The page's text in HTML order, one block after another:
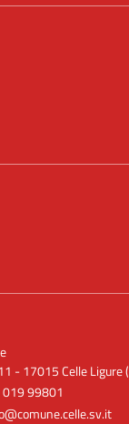
- 17015 Celle Ligure
019 99801